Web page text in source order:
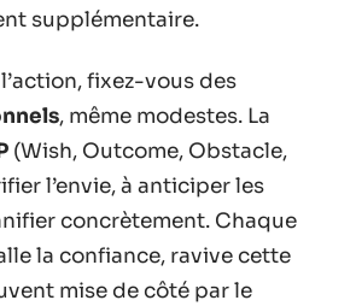
supplémentaire.
fixez-vous des
, même modestes. La
(Wish, Outcome, Obstacle,
l’envie, à anticiper les
concrètement. Chaque
la confiance, ravive cette
mise de côté par le